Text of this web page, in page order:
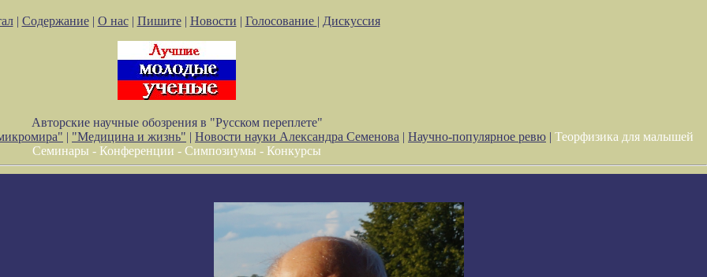
| Содержание| О нас| Пишите| Новости | Голосование | Дискуссия
Авторские научные обозрения в "Русском переплете"
| "Медицина и жизнь" | Новости науки Александра Семенова | Научно-популярное ревю | Теорфизика для малышей
Семинары - Конференции - Симпозиумы - Конкурсы